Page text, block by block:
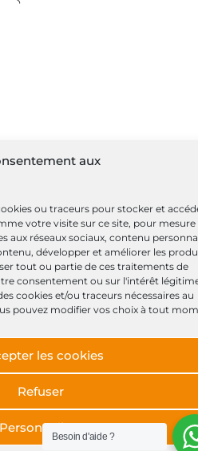
aux
ou traceurs pour stocker et
votre visite sur ce site, pour mesure
aux réseaux sociaux, contenu
développer et améliorer les
tout ou partie de ces traitements de
consentement ou sur l'intérêt
cookies et/ou traceurs nécessaires au
pouvez modifier vos choix à tout
les cookies
Refuser
Personnaliser
Besoin d'aide ?